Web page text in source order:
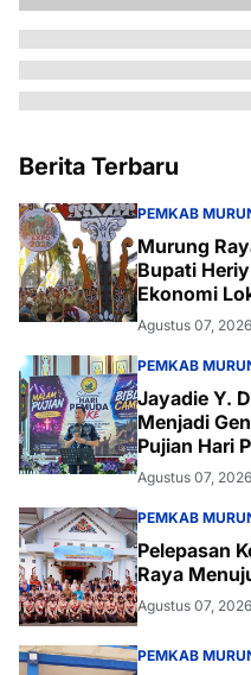
Berita Terbaru
PEMKAB
Murung
Bupati
Ekonomi
Agustus 07, 2026
PEMKAB
Jayadie Y.
Menjadi
Pujian Hari
Agustus 07, 2026
PEMKAB
Pelepasan
Raya
Agustus 07, 2026
PEMKAB